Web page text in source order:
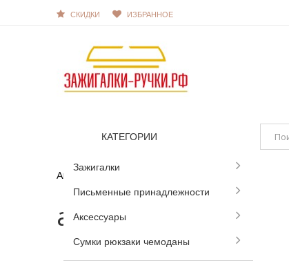
СКИДКИ ИЗБРАННОЕ
КАТЕГОРИИ
Зажигалки
Письменные принадлежности
Аксессуары
Сумки рюкзаки чемоданы
Аксессуары
аксессуары